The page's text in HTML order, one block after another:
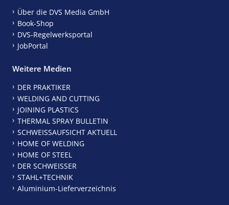
Über die DVS Media GmbH
Book-Shop
DVS-Regelwerksportal
JobPortal
Weitere Medien
DER PRAKTIKER
WELDING AND CUTTING
JOINING PLASTICS
THERMAL SPRAY BULLETIN
SCHWEISSAUFSICHT AKTUELL
HOME OF WELDING
HOME OF STEEL
DER SCHWEISSER
STAHL+TECHNIK
Aluminium-Lieferverzeichnis